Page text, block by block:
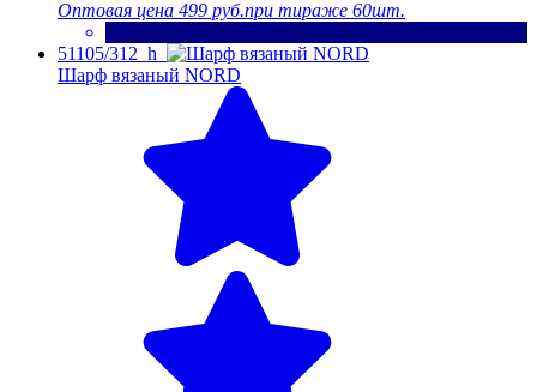
Оптовая цена 499 руб.при тираже 60шт.
51105/312_h
Шарф вязаный NORD